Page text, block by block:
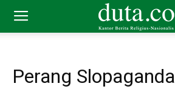
Perang Slopaganda